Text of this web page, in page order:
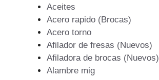
Aceites
Acero rapido (Brocas)
Acero torno
Afilador de fresas (Nuevos)
Afiladora de brocas (Nuevos)
Alambre mig